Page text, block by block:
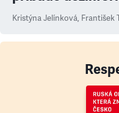
Kristýna Jelínková, František